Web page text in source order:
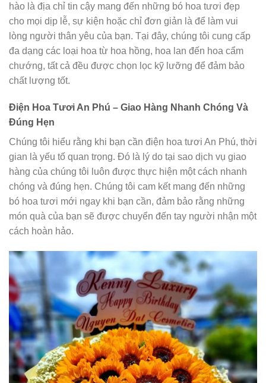
hào là địa chỉ tin cậy mang đến những bó hoa tươi đẹp
cho mọi dịp lễ, sự kiện hoặc chỉ đơn giản là để làm vui
lòng người thân yêu của bạn. Tại đây, chúng tôi cung cấp
đa dạng các loại hoa từ hoa hồng, hoa lan đến hoa cẩm
chướng, tất cả đều được chọn lọc kỹ lưỡng để đảm bảo
chất lượng tốt.
Điện Hoa Tươi An Phú – Giao Hàng Nhanh Chóng Và
Đúng Hẹn
Chúng tôi hiểu rằng khi bạn cần điện hoa tươi An Phú, thời
gian là yếu tố quan trọng. Đó là lý do tại sao dịch vụ giao
hàng của chúng tôi luôn được thực hiện một cách nhanh
chóng và đúng hẹn. Chúng tôi cam kết mang đến những
bó hoa tươi mới ngay khi bạn cần, đảm bảo rằng những
món quà của bạn sẽ được chuyển đến tay người nhận một
cách hoàn hảo.